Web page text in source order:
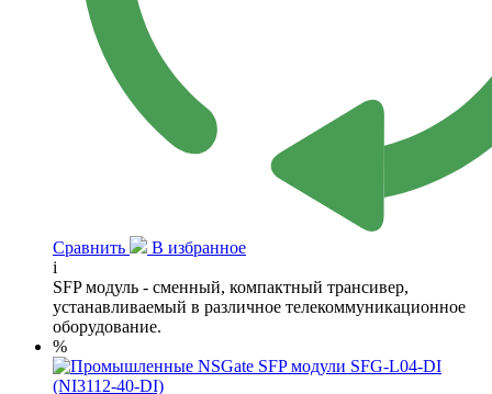
Сравнить
В избранное
i
SFP модуль - сменный, компактный трансивер,
устанавливаемый в различное телекоммуникационное
оборудование.
%